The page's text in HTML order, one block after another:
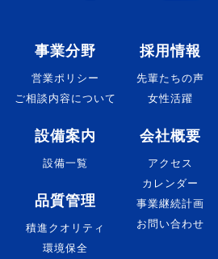
事業分野
営業ポリシー
ご相談内容について
設備案内
設備一覧
品質管理
積進クオリティ
環境保全
採用情報
先輩たちの声
女性活躍
会社概要
アクセス
カレンダー
事業継続計画
お問い合わせ